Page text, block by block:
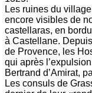
Les ruines du
encore visibles de
castellaras, en
à Castellane.
de Provence, les
qui après
Bertrand d’Amirat,
Les consuls de